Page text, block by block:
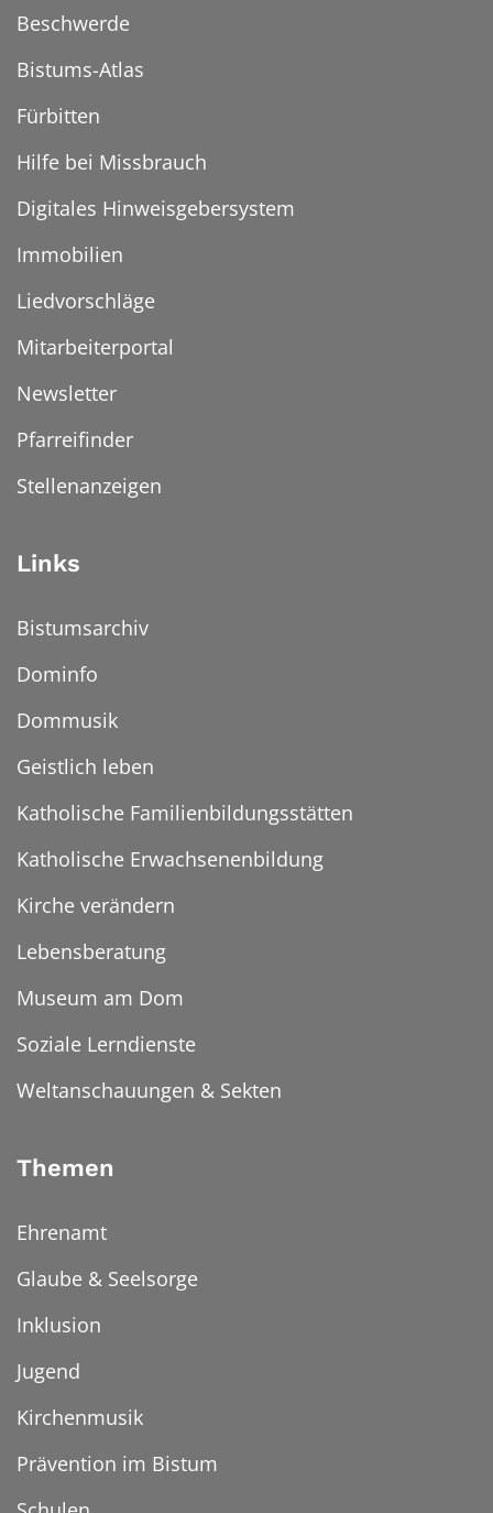
Beschwerde
Bistums-Atlas
Fürbitten
Hilfe bei Missbrauch
Digitales Hinweisgebersystem
Immobilien
Liedvorschläge
Mitarbeiterportal
Newsletter
Pfarreifinder
Stellenanzeigen
Links
Bistumsarchiv
Dominfo
Dommusik
Geistlich leben
Katholische Familienbildungsstätten
Katholische Erwachsenenbildung
Kirche verändern
Lebensberatung
Museum am Dom
Soziale Lerndienste
Weltanschauungen & Sekten
Themen
Ehrenamt
Glaube & Seelsorge
Inklusion
Jugend
Kirchenmusik
Prävention im Bistum